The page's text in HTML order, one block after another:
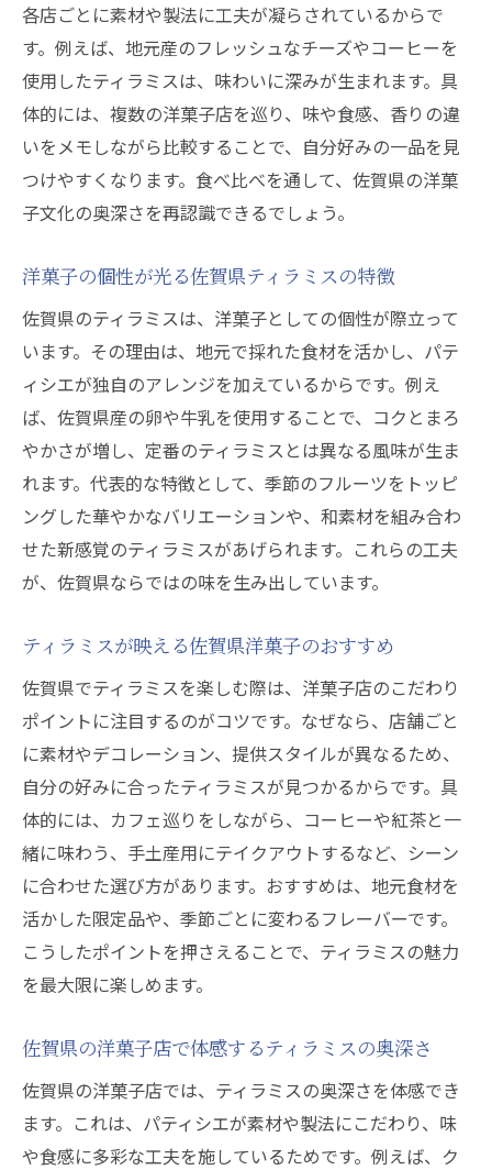
各店ごとに素材や製法に工夫が凝らされているからで
す。例えば、地元産のフレッシュなチーズやコーヒーを
使用したティラミスは、味わいに深みが生まれます。具
体的には、複数の洋菓子店を巡り、味や食感、香りの違
いをメモしながら比較することで、自分好みの一品を見
つけやすくなります。食べ比べを通して、佐賀県の洋菓
子文化の奥深さを再認識できるでしょう。
洋菓子の個性が光る佐賀県ティラミスの特徴
佐賀県のティラミスは、洋菓子としての個性が際立って
います。その理由は、地元で採れた食材を活かし、パテ
ィシエが独自のアレンジを加えているからです。例え
ば、佐賀県産の卵や牛乳を使用することで、コクとまろ
やかさが増し、定番のティラミスとは異なる風味が生ま
れます。代表的な特徴として、季節のフルーツをトッピ
ングした華やかなバリエーションや、和素材を組み合わ
せた新感覚のティラミスがあげられます。これらの工夫
が、佐賀県ならではの味を生み出しています。
ティラミスが映える佐賀県洋菓子のおすすめ
佐賀県でティラミスを楽しむ際は、洋菓子店のこだわり
ポイントに注目するのがコツです。なぜなら、店舗ごと
に素材やデコレーション、提供スタイルが異なるため、
自分の好みに合ったティラミスが見つかるからです。具
体的には、カフェ巡りをしながら、コーヒーや紅茶と一
緒に味わう、手土産用にテイクアウトするなど、シーン
に合わせた選び方があります。おすすめは、地元食材を
活かした限定品や、季節ごとに変わるフレーバーです。
こうしたポイントを押さえることで、ティラミスの魅力
を最大限に楽しめます。
佐賀県の洋菓子店で体感するティラミスの奥深さ
佐賀県の洋菓子店では、ティラミスの奥深さを体感でき
ます。これは、パティシエが素材や製法にこだわり、味
や食感に多彩な工夫を施しているためです。例えば、ク